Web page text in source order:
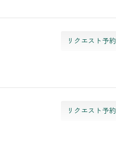
リクエスト予約
リクエスト予約